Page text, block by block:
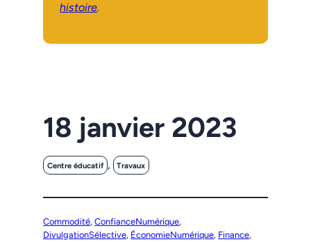
histoire.
18 janvier 2023
Centre éducatif , Travaux
Commodité, ConfianceNumérique
DivulgationSélective, ÉconomieNumérique, Finance